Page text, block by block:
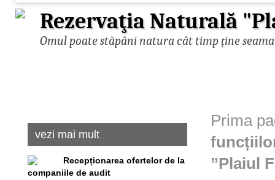
Rezervaţia Naturală
Omul poate stăpâni natura cât timp ține
vezi mai mult
Recepționarea ofertelor de la
companiile de audit
Prima
”Plaiul